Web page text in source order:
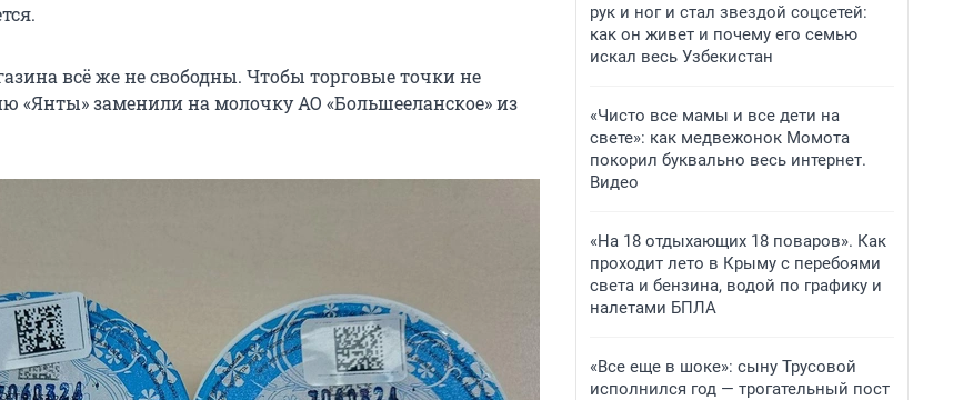
всё же не свободны. Чтобы торговые точки не
«Янты» заменили на молочку АО «Большееланское» из
рук и ног и стал звездой соцсетей:
как он живет и почему его семью
искал весь Узбекистан
«Чисто все мамы и все дети на
свете»: как медвежонок Момота
покорил буквально весь интернет.
Видео
«На 18 отдыхающих 18 поваров». Как
проходит лето в Крыму с перебоями
света и бензина, водой по графику и
налетами БПЛА
«Все еще в шоке»: сыну Трусовой
исполнился год — трогательный пост